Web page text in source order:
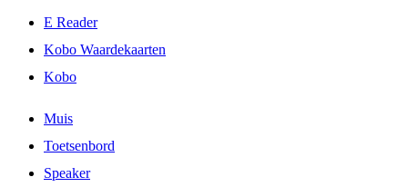
E Reader
Kobo Waardekaarten
Kobo
Muis
Toetsenbord
Speaker